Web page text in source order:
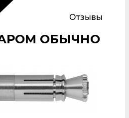
Отзывы
ОБЫЧНО